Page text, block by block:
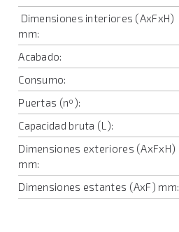
Dimensiones interiores (AxFxH)
mm:
Acabado:
Consumo:
Puertas (nº):
Capacidad bruta (L):
Dimensiones exteriores (AxFxH)
mm:
Dimensiones estantes (AxF) mm: